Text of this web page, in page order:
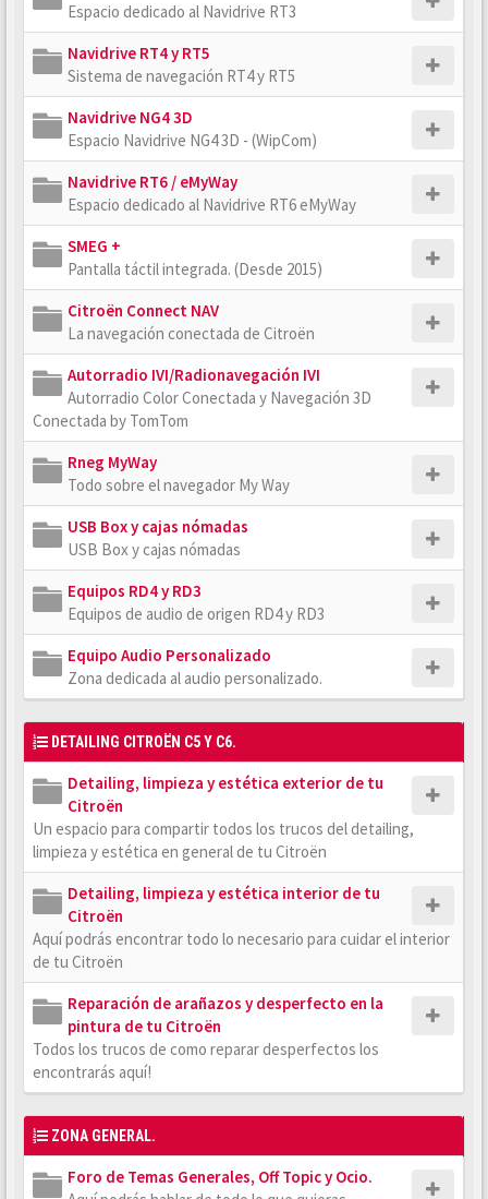
Espacio dedicado al Navidrive RT3
Navidrive RT4 y RT5
Sistema de navegación RT4 y RT5
Navidrive NG4 3D
Espacio Navidrive NG4 3D - (WipCom)
Navidrive RT6 / eMyWay
Espacio dedicado al Navidrive RT6 eMyWay
SMEG +
Pantalla táctil integrada. (Desde 2015)
Citroën Connect NAV
La navegación conectada de Citroën
Autorradio IVI/Radionavegación IVI
Autorradio Color Conectada y Navegación 3D
Conectada by TomTom
Rneg MyWay
Todo sobre el navegador My Way
USB Box y cajas nómadas
USB Box y cajas nómadas
Equipos RD4 y RD3
Equipos de audio de origen RD4 y RD3
Equipo Audio Personalizado
Zona dedicada al audio personalizado.
DETAILING CITROËN C5 Y C6.
Detailing, limpieza y estética exterior de tu
Citroën
Un espacio para compartir todos los trucos del detailing,
limpieza y estética en general de tu Citroën
Detailing, limpieza y estética interior de tu
Citroën
Aquí podrás encontrar todo lo necesario para cuidar el interior
de tu Citroën
Reparación de arañazos y desperfecto en la
pintura de tu Citroën
Todos los trucos de como reparar desperfectos los
encontrarás aquí!
ZONA GENERAL.
Foro de Temas Generales, Off Topic y Ocio.